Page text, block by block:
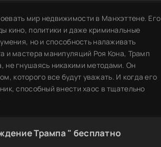
мир недвижимости в Манхэттене. Его
кино, политики и даже криминальные
но и способность налаживать
и мастера манипуляций Роя Кона, Трамп
не гнушаясь никакими методами. Он
которого все будут уважать. И когда его
способный внести хаос в тщательно
Трампа " бесплатно